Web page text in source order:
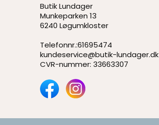
Butik Lundager
Munkeparken 13
6240 Løgumkloster
Telefonnr.:61695474
kundeservice@butik-lundager.dk
CVR-nummer: 33663307